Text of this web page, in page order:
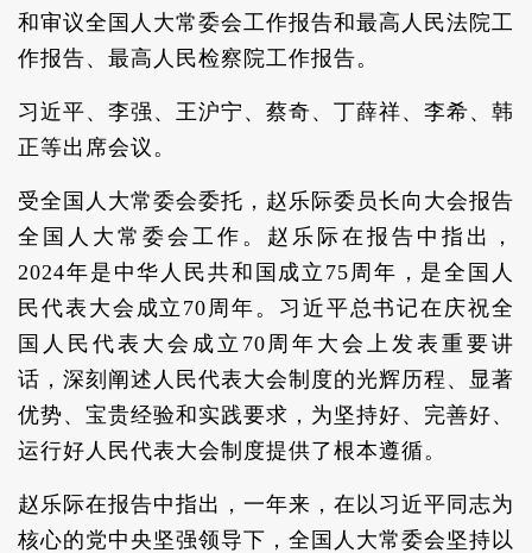
和审议全国人大常委会工作报告和最高人民法院工
作报告、最高人民检察院工作报告。
习近平、李强、王沪宁、蔡奇、丁薛祥、李希、韩
正等出席会议。
受全国人大常委会委托，赵乐际委员长向大会报告
全国人大常委会工作。赵乐际在报告中指出，
2024年是中华人民共和国成立75周年，是全国人
民代表大会成立70周年。习近平总书记在庆祝全
国人民代表大会成立70周年大会上发表重要讲
话，深刻阐述人民代表大会制度的光辉历程、显著
优势、宝贵经验和实践要求，为坚持好、完善好、
运行好人民代表大会制度提供了根本遵循。
赵乐际在报告中指出，一年来，在以习近平同志为
核心的党中央坚强领导下，全国人大常委会坚持以